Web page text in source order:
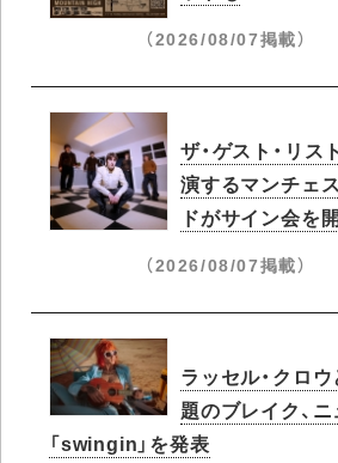
（2026/08/07掲載）
ザ・ゲスト・リス
演するマンチェ
ドがサイン会を
（2026/08/07掲載）
ラッセル・クロ
題のブレイク、
「swingin」を発表